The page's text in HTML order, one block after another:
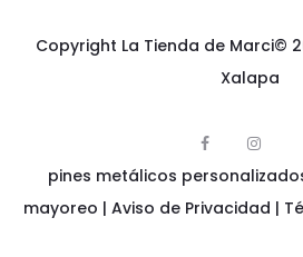
Copyright La Tienda de Marci©
Xalapa
c
b
s
a
i
e
pines metálicos
mayoreo | Aviso de Privacidad |